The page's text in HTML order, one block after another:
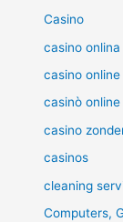
Casino
casino onlina
casino online
casinò
casino
casinos
cleaning
Computers,